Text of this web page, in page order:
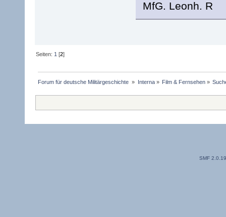
MfG. Leonh. R
Seiten: 1 [2]
Forum für deutsche Militärgeschichte » Interna» Film & Fernsehen»
SMF 2.0.19